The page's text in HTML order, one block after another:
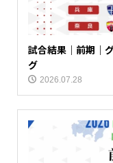
試合結果｜前期｜
グ
2026.07.28